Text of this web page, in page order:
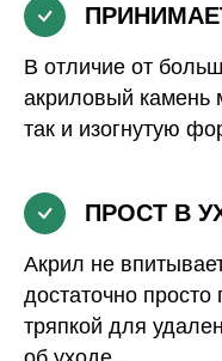
В отличие от
акриловый камень
так и изогнутую
ПРОСТ В
Акрил не
достаточно просто
тряпкой для